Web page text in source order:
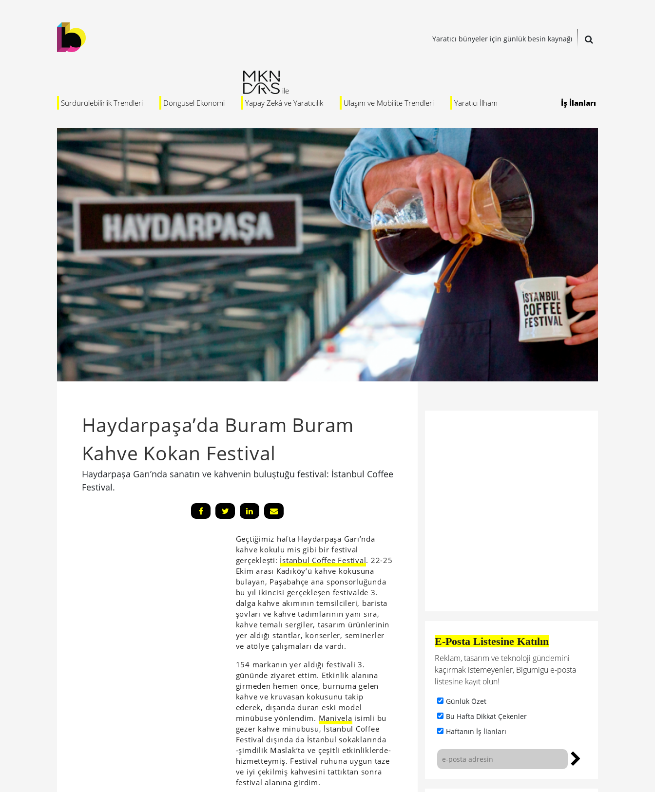
Yaratıcı bünyeler için günlük besin kaynağı
Sürdürülebilirlik Trendleri Döngüsel Ekonomi Yapay Zekâ ve Yaratıcılık Ulaşım ve Mobilite Trendleri Yaratıcı İlham İş İlanları
Haydarpaşa’da Buram Buram
Kahve Kokan Festival
Haydarpaşa Garı’nda sanatın ve kahvenin buluştuğu festival: İstanbul Coffee
Festival.
Geçtiğimiz hafta Haydarpaşa Garı’nda
kahve kokulu mis gibi bir festival
gerçekleşti: İstanbul Coffee Festival. 22-25
Ekim arası Kadıköy’ü kahve kokusuna
bulayan, Paşabahçe ana sponsorluğunda
bu yıl ikincisi gerçekleşen festivalde 3.
dalga kahve akımının temsilcileri, barista
şovları ve kahve tadımlarının yanı sıra,
kahve temalı sergiler, tasarım ürünlerinin
yer aldığı stantlar, konserler, seminerler
ve atölye çalışmaları da vardı.
154 markanın yer aldığı festivali 3.
gününde ziyaret ettim. Etkinlik alanına
girmeden hemen önce, burnuma gelen
kahve ve kruvasan kokusunu takip
ederek, dışarıda duran eski model
minübüse yönlendim. Manivela isimli bu
gezer kahve minübüsü, İstanbul Coffee
Festival dışında da İstanbul sokaklarında
-şimdilik Maslak’ta ve çeşitli etkinliklerde-
hizmetteymiş. Festival ruhuna uygun taze
ve iyi çekilmiş kahvesini tattıktan sonra
festival alanına girdim.
E-Posta Listesine Katılın
Reklam, tasarım ve teknoloji gündemini
kaçırmak istemeyenler, Bigumigu e-posta
listesine kayıt olun!
Günlük Özet
Bu Hafta Dikkat Çekenler
Haftanın İş İlanları